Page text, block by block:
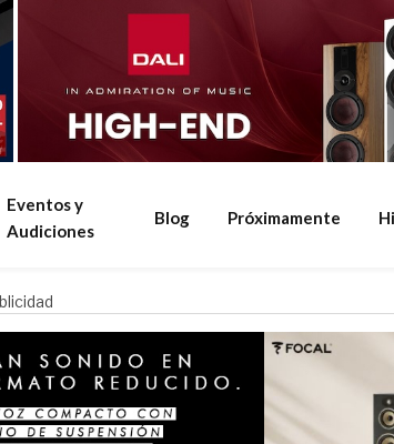
Eventos y
Audiciones
Blog Próximamente